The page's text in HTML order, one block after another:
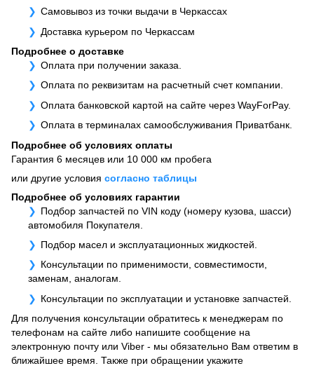
Самовывоз из точки выдачи в Черкассах
Доставка курьером по Черкассам
Подробнее о доставке
Оплата при получении заказа.
Оплата по реквизитам на расчетный счет компании.
Оплата банковской картой на сайте через WayForPay.
Оплата в терминалах самообслуживания Приватбанк.
Подробнее об условиях оплаты
Гарантия 6 месяцев или 10 000 км пробега
или другие условия согласно таблицы
Подробнее об условиях гарантии
Подбор запчастей по VIN коду (номеру кузова, шасси)
автомобиля Покупателя.
Подбор масел и эксплуатационных жидкостей.
Консультации по применимости, совместимости,
заменам, аналогам.
Консультации по эксплуатации и установке запчастей.
Для получения консультации обратитесь к менеджерам по
телефонам на сайте либо напишите сообщение на
электронную почту или Viber - мы обязательно Вам ответим в
ближайшее время. Также при обращении укажите